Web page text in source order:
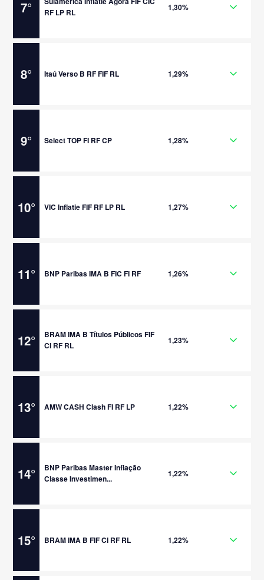
7°
RF LP RL
1,30%
8° Itaú Verso B RF FIF RL 1,29%
9° Select TOP FI RF CP 1,28%
10° VIC Inflatie FIF RF LP RL 1,27%
11° BNP Paribas IMA B FIC FI RF 1,26%
12°
BRAM IMA B Títulos Públicos FIF
CI RF RL
1,23%
13° AMW CASH Clash FI RF LP 1,22%
14°
BNP Paribas Master Inflação
Classe Investimen...
1,22%
15° BRAM IMA B FIF CI RF RL 1,22%